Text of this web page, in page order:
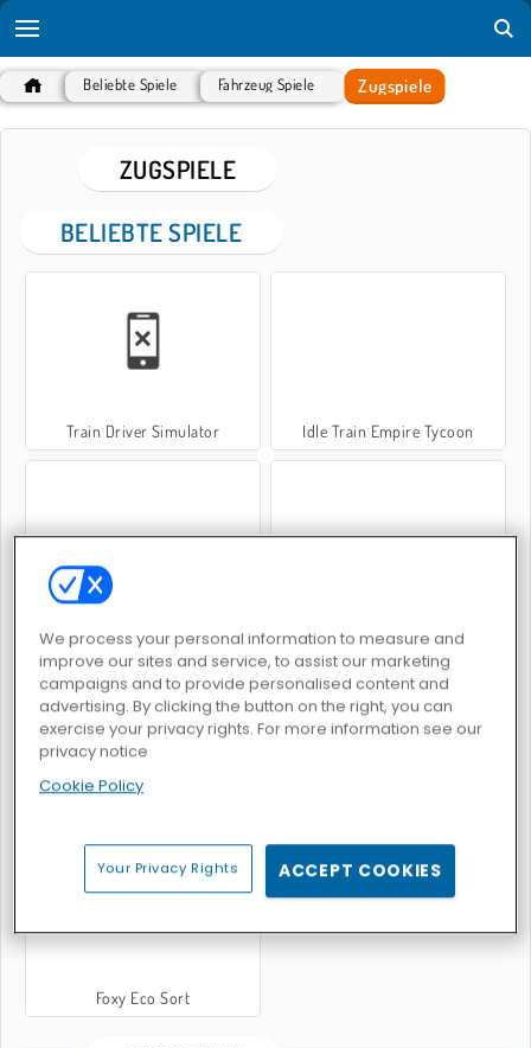
Beliebte Spiele Fahrzeug Spiele Zugspiele
ZUGSPIELE
BELIEBTE SPIELE
Train Driver Simulator Idle Train Empire Tycoon
Foxy Eco Sort
We process your personal information to measure and
improve our sites and service, to assist our marketing
campaigns and to provide personalised content and
advertising. By clicking the button on the right, you can
exercise your privacy rights. For more information see our
privacy notice
Cookie Policy
Your Privacy Rights ACCEPT COOKIES